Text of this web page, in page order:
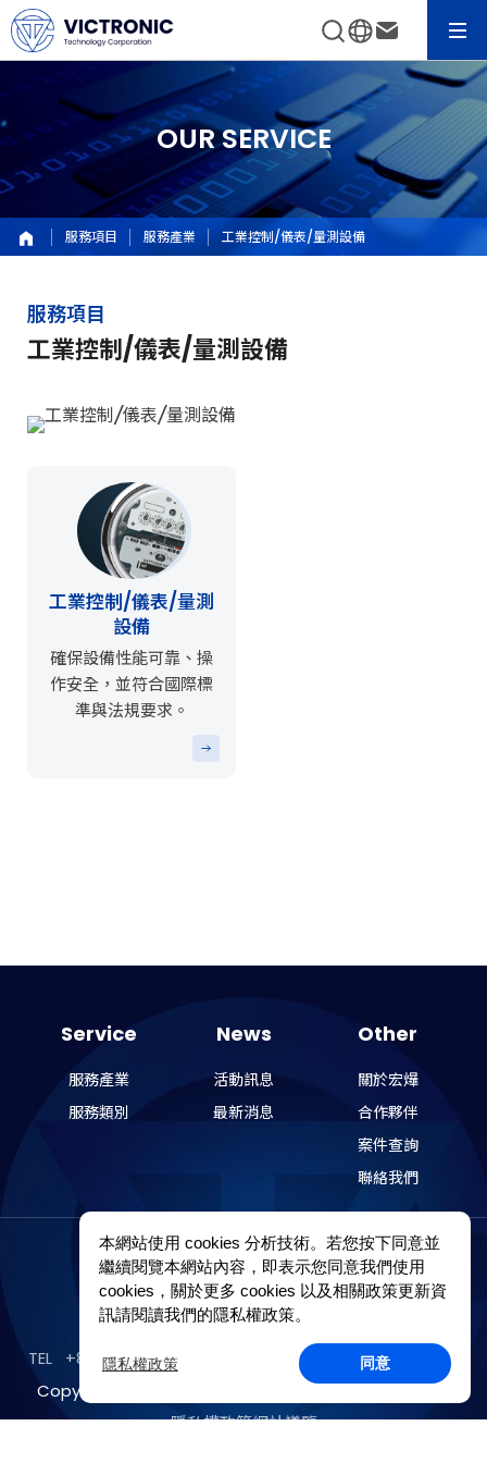
本網站使用 cookies 分析技術。若您按下同意並
繼續閱覽本網站內容，即表示您同意我們使用
cookies，關於更多 cookies 以及相關政策更新資
訊請閱讀我們的隱私權政策。
隱私權政策 同意
OUR SERVICE
服務項目 服務產業 工業控制/儀表/量測設備
服務項目
工業控制/儀表/量測設備
工業控制/儀表/量測
設備
確保設備性能可靠、操
作安全，並符合國際標
準與法規要求。
Service
服務產業
服務類別
News
活動訊息
最新消息
Other
關於宏爗
合作夥伴
案件查詢
聯絡我們
TEL +886-2-89121249
james@victronic.com.tw
Copyright © 宏爗科技股份有限公司 All rights reserved
隱私權政策網站導覽